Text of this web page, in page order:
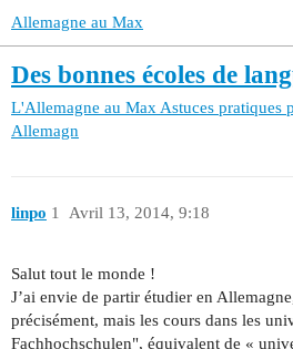
Allemagne au Max
Des bonnes écoles de
L'Allemagne au Max Astuces pratiques
Allemagn
linpo Avril 13, 2014, 9:18
1
Salut tout le monde !
J’ai envie de partir étudier en
précisément, mais les cours dans les
Fachhochschulen", équivalent de «